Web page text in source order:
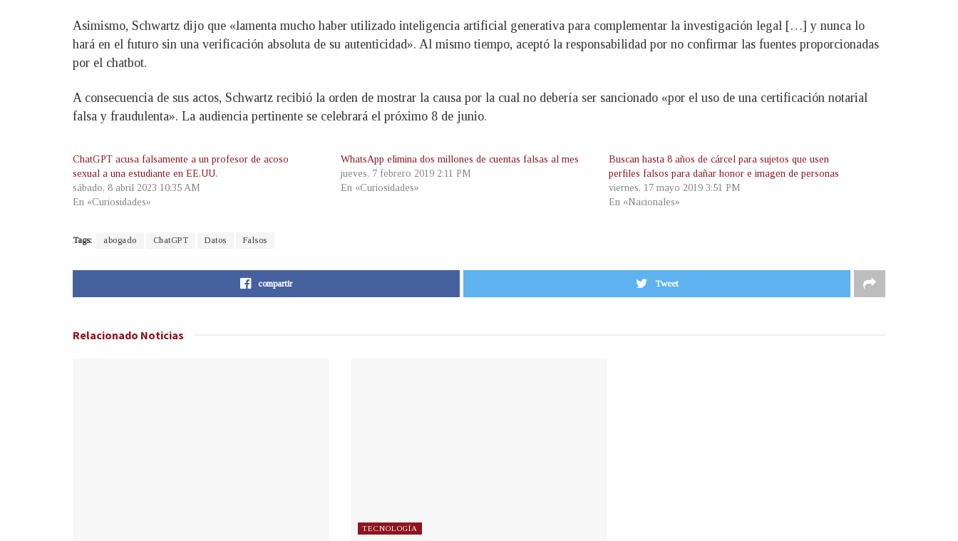
Asimismo, Schwartz dijo que «lamenta mucho haber utilizado inteligencia artificial generativa para complementar la investigación legal […] y nunca lo
hará en el futuro sin una verificación absoluta de su autenticidad». Al mismo tiempo, aceptó la responsabilidad por no confirmar las fuentes proporcionadas
por el chatbot.
A consecuencia de sus actos, Schwartz recibió la orden de mostrar la causa por la cual no debería ser sancionado «por el uso de una certificación notarial
falsa y fraudulenta». La audiencia pertinente se celebrará el próximo 8 de junio.
ChatGPT acusa falsamente a un profesor de acoso
sexual a una estudiante en EE.UU.
sábado, 8 abril 2023 10:35 AM
En «Curiosidades»
WhatsApp elimina dos millones de cuentas falsas al mes
jueves, 7 febrero 2019 2:11 PM
En «Curiosidades»
Buscan hasta 8 años de cárcel para sujetos que usen
perfiles falsos para dañar honor e imagen de personas
viernes, 17 mayo 2019 3:51 PM
En «Nacionales»
Tags: abogado ChatGPT Datos Falsos
compartir Tweet
Relacionado Noticias
TECNOLOGÍA